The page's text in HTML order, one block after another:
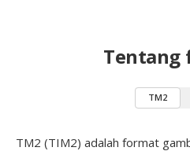
Tentang
TM2
TM2 (TIM2) adalah format